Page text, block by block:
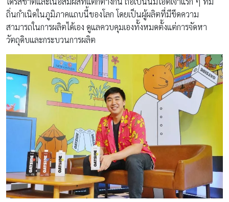
ถิ่นกำเนิดในภูมิภาคแถบนี้ของโลก โดยเป็นผู้ผลิตที่มีขีดความ
สามารถในการผลิตได้เอง ดูแลควบคุมเองทั้งหมดตั้งแต่การจัดหา
วัตถุดิบและกระบวนการผลิต